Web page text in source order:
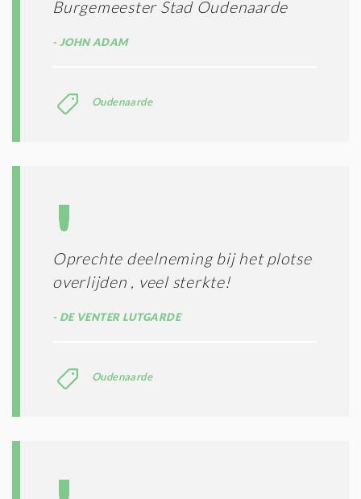
Burgemeester Stad Oudenaarde
JOHN ADAM
Oudenaarde
Oprechte deelneming bij het plotse
overlijden , veel sterkte!
DE VENTER LUTGARDE
Oudenaarde